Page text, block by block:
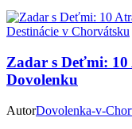
Destinácie v Chorvátsku
Zadar s Deťmi:
Dovolenku
AutorDovolenka-v-